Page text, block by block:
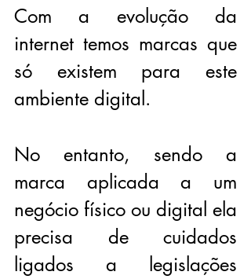
Com a evolução da
internet temos marcas que
só existem para este
ambiente digital.
No entanto, sendo a
marca aplicada a um
negócio físico ou digital ela
precisa de cuidados
ligados a legislações